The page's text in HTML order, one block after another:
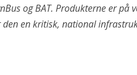
og BAT. Produkterne er på
den en kritisk, national